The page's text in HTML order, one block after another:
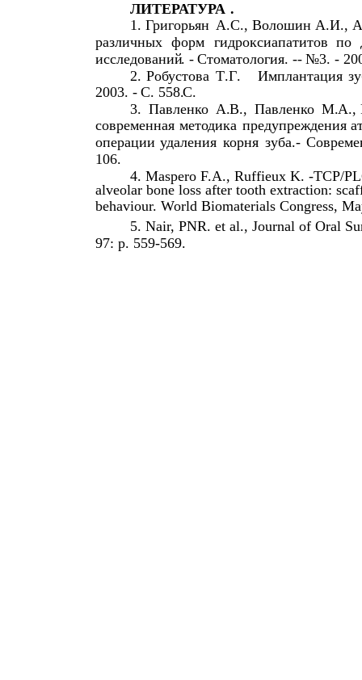
ЛИТЕРАТУРА .
1. Григорьян А.С., Волошин А.И.,
различных форм гидроксиапатитов по
исследований. - Стоматология. -- №3. -
2. Робустова Т.Г. Имплантация
2003. - С. 558.С.
3. Павленко А.В., Павленко М.А.,
современная методика предупреждения
операции удаления корня зуба.-
106.
4. Maspero F.A., Ruffieux K. -TCP/
alveolar bone loss after tooth extraction:
behaviour. World Biomaterials Congress,
5. Nair, PNR. et al., Journal of Oral
97: p. 559-569.